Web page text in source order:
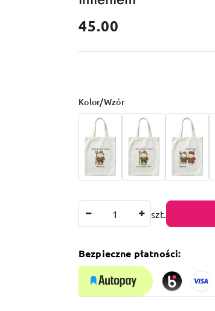
cena:
45.00
Wariant
Kolor/Wzór
szt.
Bezpieczne płatności: